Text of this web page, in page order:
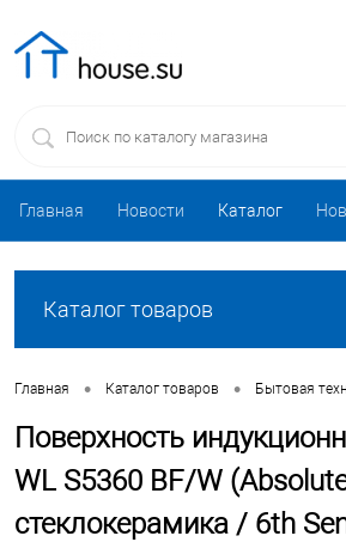
Главная Новости Каталог
Каталог товаров
Главная • Каталог товаров • Бытовая
Поверхность
WL S5360 BF/W
стеклокерамика / 6th